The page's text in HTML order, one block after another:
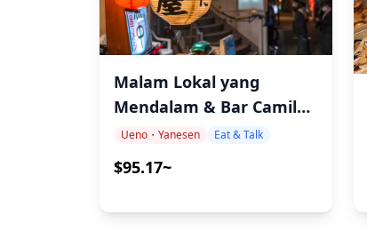
Malam Lokal yang
Mendalam & Bar Camilan
Hopping di Ueno
Ueno・Yanesen Eat & Talk
$95.17~